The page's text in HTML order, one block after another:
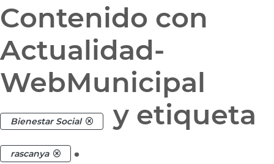
Contenido con
Actualidad-
WebMunicipal
Bienestar Social y etiqueta
rascanya .